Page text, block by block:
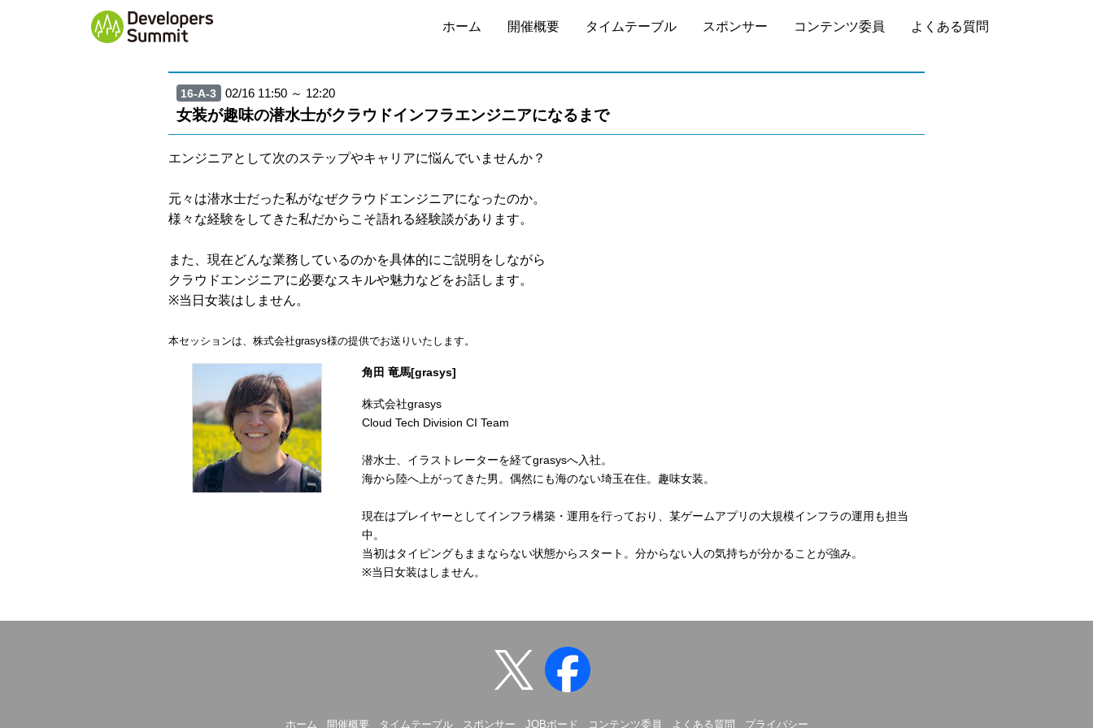
ホーム 開催概要 タイムテーブル スポンサー コンテンツ委員 よくある質問
16-A-3 02/16 11:50 ～ 12:20
女装が趣味の潜水士がクラウドインフラエンジニアになるまで
エンジニアとして次のステップやキャリアに悩んでいませんか？
元々は潜水士だった私がなぜクラウドエンジニアになったのか。
様々な経験をしてきた私だからこそ語れる経験談があります。
また、現在どんな業務しているのかを具体的にご説明をしながら
クラウドエンジニアに必要なスキルや魅力などをお話します。
※当日女装はしません。
本セッションは、株式会社grasys様の提供でお送りいたします。
角田 竜馬[grasys]
株式会社grasys
Cloud Tech Division CI Team
潜水士、イラストレーターを経てgrasysへ入社。
海から陸へ上がってきた男。偶然にも海のない埼玉在住。趣味女装。
現在はプレイヤーとしてインフラ構築・運用を行っており、某ゲームアプリの大規模インフラの運用も担当
中。
当初はタイピングもままならない状態からスタート。分からない人の気持ちが分かることが強み。
※当日女装はしません。
ホーム 開催概要 タイムテーブル スポンサー JOBボード コンテンツ委員 よくある質問 プライバシー